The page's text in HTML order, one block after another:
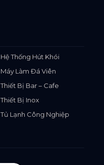
Hệ Thống Hút Khói
Máy Làm Đá Viên
Thiết Bị Bar – Cafe
Thiết Bị Inox
Tủ Lạnh Công Nghiệp